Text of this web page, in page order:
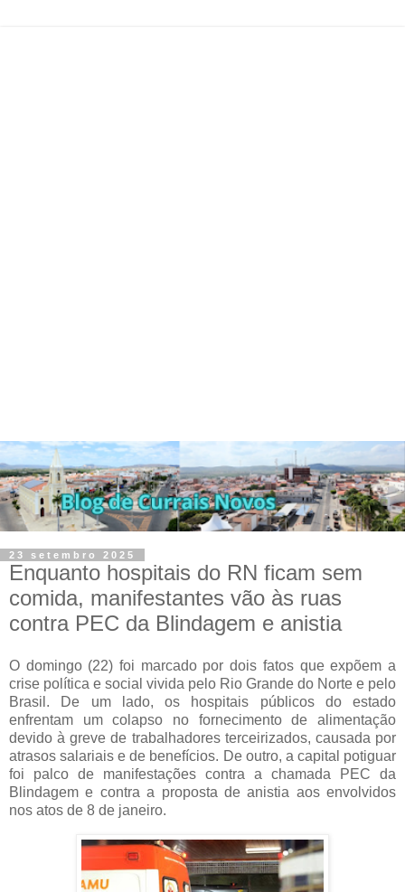
23 setembro 2025
Enquanto hospitais do RN ficam sem
comida, manifestantes vão às ruas
contra PEC da Blindagem e anistia
O domingo (22) foi marcado por dois fatos que expõem a
crise política e social vivida pelo Rio Grande do Norte e pelo
Brasil. De um lado, os hospitais públicos do estado
enfrentam um colapso no fornecimento de alimentação
devido à greve de trabalhadores terceirizados, causada por
atrasos salariais e de benefícios. De outro, a capital potiguar
foi palco de manifestações contra a chamada PEC da
Blindagem e contra a proposta de anistia aos envolvidos
nos atos de 8 de janeiro.